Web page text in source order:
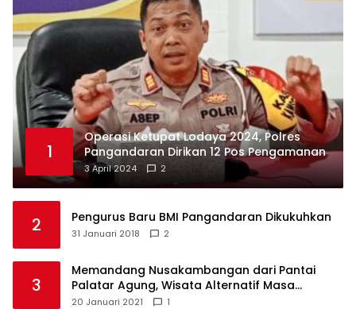
1
Operasi Ketupat Lodaya 2024, Polres
Pangandaran Dirikan 12 Pos Pengamanan
3 April 2024 2
2 Pengurus Baru BMI Pangandaran Dikukuhkan
31 Januari 2018 2
3
Memandang Nusakambangan dari Pantai
Palatar Agung, Wisata Alternatif Masa
Pandemi
20 Januari 2021 1